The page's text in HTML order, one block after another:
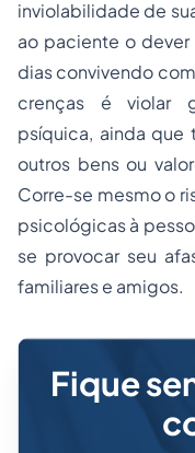
inviolabilidade de
ao paciente o
dias convivendo
crenças é violar
psíquica, ainda que
outros bens ou
Corre-se mesmo o
psicológicas à
se provocar seu
familiares e amigos.
Fique